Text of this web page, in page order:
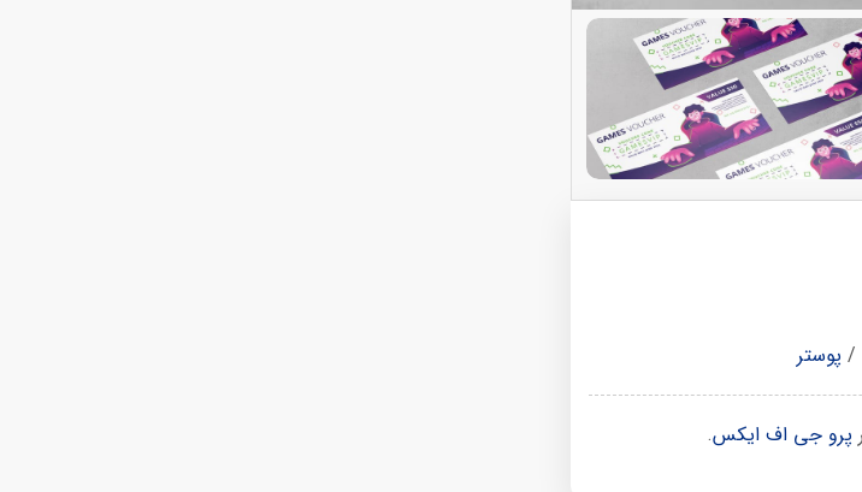
/ پوستر
پرو جی اف ایکس.